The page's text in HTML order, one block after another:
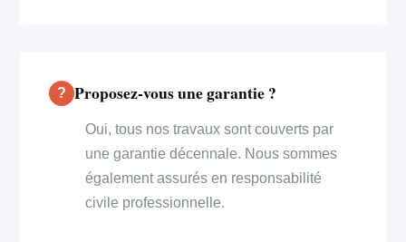
Proposez-vous une garantie ?
Oui, tous nos travaux sont couverts par
une garantie décennale. Nous sommes
également assurés en responsabilité
civile professionnelle.